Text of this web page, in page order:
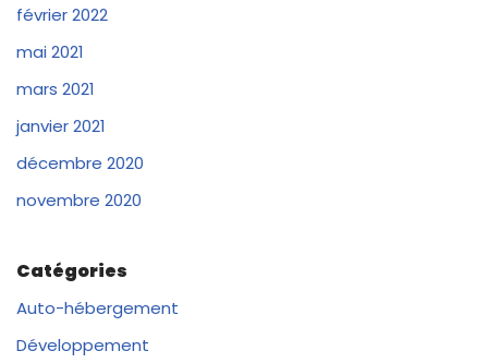
février 2022
mai 2021
mars 2021
janvier 2021
décembre 2020
novembre 2020
Catégories
Auto-hébergement
Développement